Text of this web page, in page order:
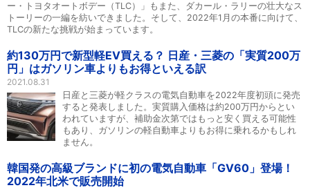
ー・トヨタオートボデー（TLC）」もまた、ダカール・ラリーの壮大なス
トーリーの一編を紡いできました。そして、2022年1月の本番に向けて、
TLCの新たな挑戦が始まっています。
約130万円で新型軽EV買える？ 日産・三菱の「実質200万
円」はガソリン車よりもお得といえる訳
2021.08.31
日産と三菱が軽クラスの電気自動車を2022年度初頭に発売
すると発表しました。実質購入価格は約200万円からとい
われていますが、補助金次第ではもっと安く買える可能性
もあり、ガソリンの軽自動車よりもお得に乗れるかもしれ
ません。
韓国発の高級ブランドに初の電気自動車「GV60」登場！
2022年北米で販売開始